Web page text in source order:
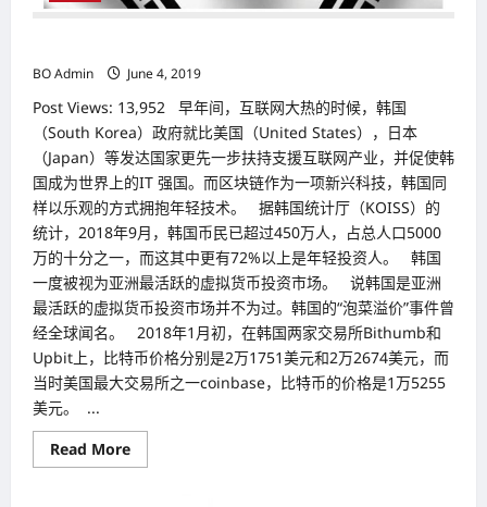
BO Admin
June 4, 2019
Post Views: 13,952 早年间，互联网大热的时候，韩国
（South Korea）政府就比美国（United States），日本
（Japan）等发达国家更先一步扶持支援互联网产业，并促使韩
国成为世界上的IT 强国。而区块链作为一项新兴科技，韩国同
样以乐观的方式拥抱年轻技术。 据韩国统计厅（KOISS）的
统计，2018年9月，韩国币民已超过450万人，占总人口5000
万的十分之一，而这其中更有72%以上是年轻投资人。 韩国
一度被视为亚洲最活跃的虚拟货币投资市场。 说韩国是亚洲
最活跃的虚拟货币投资市场并不为过。韩国的“泡菜溢价”事件曾
经全球闻名。 2018年1月初，在韩国两家交易所Bithumb和
Upbit上，比特币价格分别是2万1751美元和2万2674美元，而
当时美国最大交易所之一coinbase，比特币的价格是1万5255
美元。 ...
Read MoreRead
more